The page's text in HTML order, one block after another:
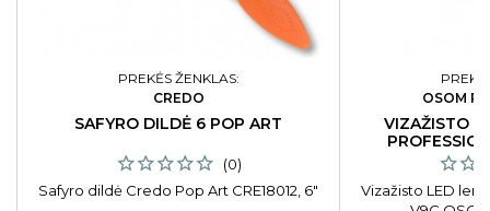
PREKĖS ŽENKLAS:
CREDO
SAFYRO DILDĖ 6 POP ART
(0)
Safyro dildė Credo Pop Art CRE18012, 6"
OSOM
VIZAŽISTO
Vizažisto LED